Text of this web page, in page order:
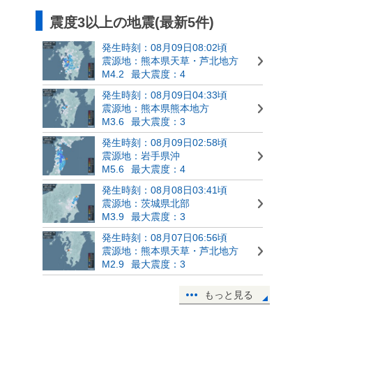
震度3以上の地震(最新5件)
発生時刻：08月09日08:02頃
震源地：熊本県天草・芦北地方
M4.2
最大震度：4
発生時刻：08月09日04:33頃
震源地：熊本県熊本地方
M3.6
最大震度：3
発生時刻：08月09日02:58頃
震源地：岩手県沖
M5.6
最大震度：4
発生時刻：08月08日03:41頃
震源地：茨城県北部
M3.9
最大震度：3
発生時刻：08月07日06:56頃
震源地：熊本県天草・芦北地方
M2.9
最大震度：3
もっと見る